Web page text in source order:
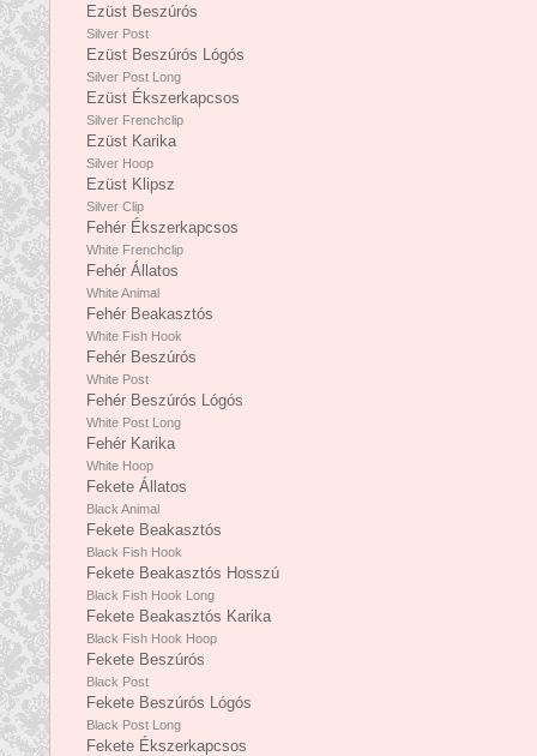
Ezüst Beszúrós
Silver Post
Ezüst Beszúrós Lógós
Silver Post Long
Ezüst Ékszerkapcsos
Silver Frenchclip
Ezüst Karika
Silver Hoop
Ezüst Klipsz
Silver Clip
Fehér Ékszerkapcsos
White Frenchclip
Fehér Állatos
White Animal
Fehér Beakasztós
White Fish Hook
Fehér Beszúrós
White Post
Fehér Beszúrós Lógós
White Post Long
Fehér Karika
White Hoop
Fekete Állatos
Black Animal
Fekete Beakasztós
Black Fish Hook
Fekete Beakasztós Hosszú
Black Fish Hook Long
Fekete Beakasztós Karika
Black Fish Hook Hoop
Fekete Beszúrós
Black Post
Fekete Beszúrós Lógós
Black Post Long
Fekete Ékszerkapcsos